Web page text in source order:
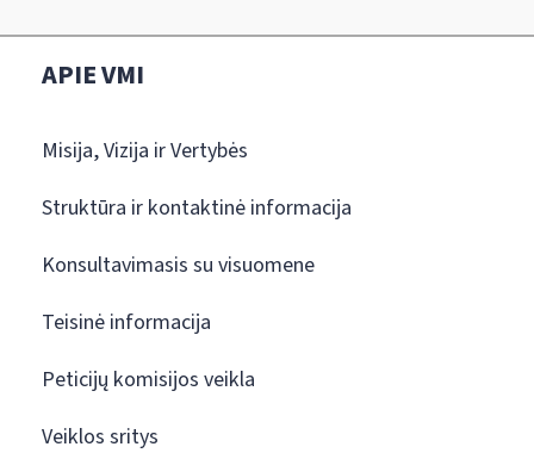
APIE VMI
Misija, Vizija ir Vertybės
Struktūra ir kontaktinė informacija
Konsultavimasis su visuomene
Teisinė informacija
Peticijų komisijos veikla
Veiklos sritys